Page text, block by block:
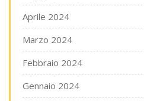
Aprile 2024
Marzo 2024
Febbraio 2024
Gennaio 2024